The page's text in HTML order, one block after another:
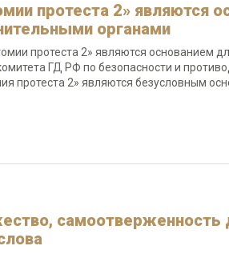
протеста 2» являются
органами
протеста 2» являются основанием
ГД РФ по безопасности и
протеста 2» являются безусловным
самоотверженность